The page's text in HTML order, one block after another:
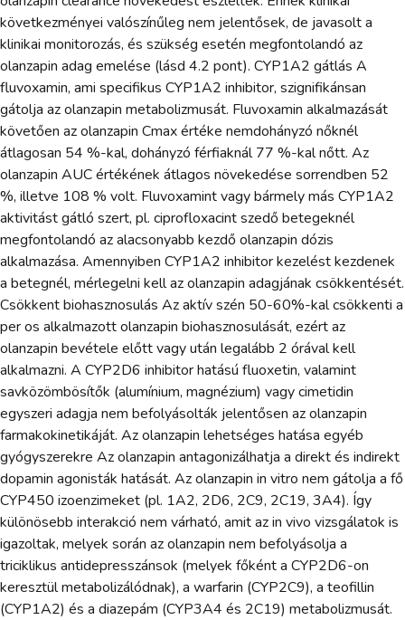
következményei valószínűleg nem jelentősek, de javasolt a
klinikai monitorozás, és szükség esetén megfontolandó az
olanzapin adag emelése (lásd 4.2 pont). CYP1A2 gátlás A
fluvoxamin, ami specifikus CYP1A2 inhibitor, szignifikánsan
gátolja az olanzapin metabolizmusát. Fluvoxamin alkalmazását
követően az olanzapin Cmax értéke nemdohányzó nőknél
átlagosan 54 %-kal, dohányzó férfiaknál 77 %-kal nőtt. Az
olanzapin AUC értékének átlagos növekedése sorrendben 52
%, illetve 108 % volt. Fluvoxamint vagy bármely más CYP1A2
aktivitást gátló szert, pl. ciprofloxacint szedő betegeknél
megfontolandó az alacsonyabb kezdő olanzapin dózis
alkalmazása. Amennyiben CYP1A2 inhibitor kezelést kezdenek
a betegnél, mérlegelni kell az olanzapin adagjának csökkentését.
Csökkent biohasznosulás Az aktív szén 50-60%-kal csökkenti a
per os alkalmazott olanzapin biohasznosulását, ezért az
olanzapin bevétele előtt vagy után legalább 2 órával kell
alkalmazni. A CYP2D6 inhibitor hatású fluoxetin, valamint
savközömbösítők (alumínium, magnézium) vagy cimetidin
egyszeri adagja nem befolyásolták jelentősen az olanzapin
farmakokinetikáját. Az olanzapin lehetséges hatása egyéb
gyógyszerekre Az olanzapin antagonizálhatja a direkt és indirekt
dopamin agonisták hatását. Az olanzapin in vitro nem gátolja a fő
CYP450 izoenzimeket (pl. 1A2, 2D6, 2C9, 2C19, 3A4). Így
különösebb interakció nem várható, amit az in vivo vizsgálatok is
igazoltak, melyek során az olanzapin nem befolyásolja a
triciklikus antidepresszánsok (melyek főként a CYP2D6-on
keresztül metabolizálódnak), a warfarin (CYP2C9), a teofillin
(CYP1A2) és a diazepám (CYP3A4 és 2C19) metabolizmusát.